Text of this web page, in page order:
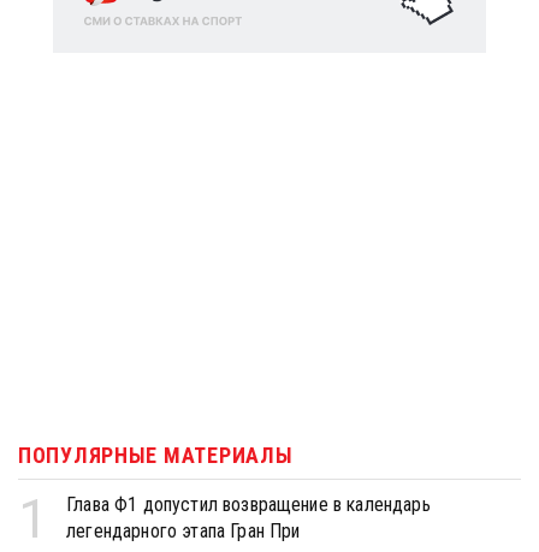
ПОПУЛЯРНЫЕ МАТЕРИАЛЫ
1
Глава Ф1 допустил возвращение в календарь
легендарного этапа Гран При